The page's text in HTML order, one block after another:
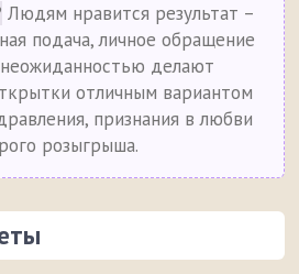
Людям нравится результат –
подача, личное обращение
делают
отличным вариантом
признания в любви
розыгрыша.